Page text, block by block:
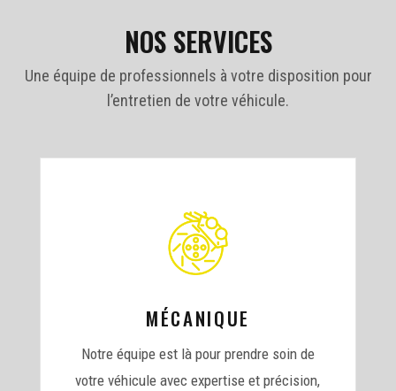
NOS SERVICES
Une équipe de professionnels à votre disposition pour
l’entretien de votre véhicule.
MÉCANIQUE
Notre équipe est là pour prendre soin de
votre véhicule avec expertise et précision,